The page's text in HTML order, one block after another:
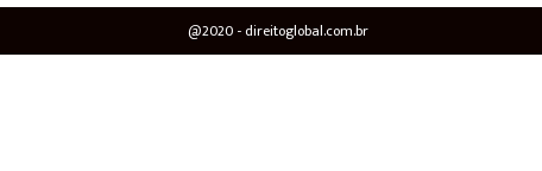
@2020 - direitoglobal.com.br